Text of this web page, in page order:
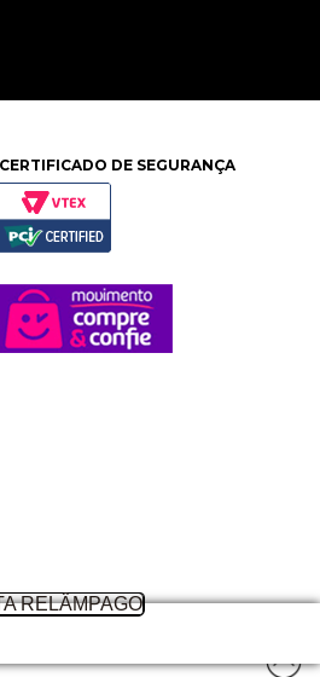
CERTIFICADO DE SEGURANÇA